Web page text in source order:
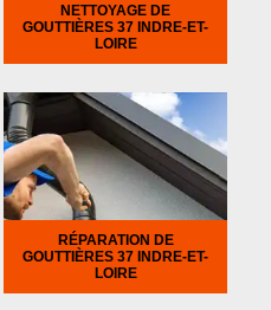
NETTOYAGE DE
GOUTTIÈRES 37 INDRE-ET-
LOIRE
RÉPARATION DE
GOUTTIÈRES 37 INDRE-ET-
LOIRE